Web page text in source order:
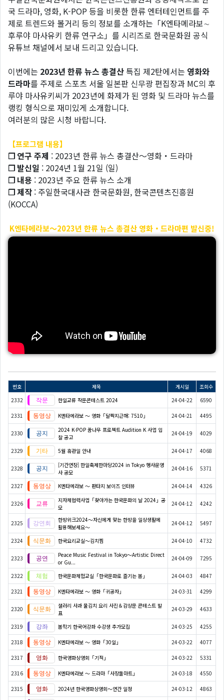
국 드라마, 영화, K-POP 등을 비롯한 한류 엔터테인먼트를 주
제로 트렌드와 볼거리 등의 정보를 소개하는「K엔타메라보∼
후루야 마사유키 한류 연구소」를 시리즈로 한국문화원 공식
유튜브 채널에서 보내 드리고 있습니다.
이번에는 2023년 한류 뉴스 총결산 특집 제2탄에서는 영화와
드라마를 주제로 스포츠 서울 일본판 신무광 편집장과 MC의 후
루야 마사유키씨가 2023년에 화제가 된 영화 및 드라마 뉴스를
랭킹 형식으로 재미있게 소개합니다.
여러분의 많은 시청 바랍니다.
【프로그램 내용】
❐ 연구 주제 : 2023년 한류 뉴스 총결산～영화・드라마
❐ 발신일 : 2024년 1월 21일 (일)
❐ 내용 : 2023년 주요 한류 뉴스 소개
❐ 제작 : 주일한국대사관 한국문화원, 한국콘텐츠진흥원
(KOCCA)
K엔타메라보～2023년 한류 뉴스 총결산 영화・드라마편 발신중!
번호 제목 게시일
조회수
2332
한일교류 작문콘테스트 2024 24-04-22 6590
2331 K엔타메라보 ～ 영화「달짝지근해: 7510」 24-04-21 4495
2330
2024 K-POP 꿈나무 프로젝트 Audition K 사업 입
찰 공고
24-04-19 4029
2329 5월 휴관일 안내 24-04-17 4068
2328
[기간연장] 한일축제한마당2024 in Tokyo 행사운영
사 공모
24-04-16 5371
2327 K엔타메라보 ～ 판타지 보이즈 인터뷰 24-04-14 4326
2326
지자체협력사업「찾아가는 한국문화의 날 2024」공
모
24-04-12 4242
2325
한방위크2024～자신에게 맞는 한방을 일상생활에
활용해보세요～
24-04-12 5497
2324 한국요리교실〜김치찜 24-04-10 4732
2323
Peace Music Festival in Tokyo～Artistic Direct
or Gu...
24-04-09 7295
2322 한국문화체험교실「한국문화로 즐기는 봄」 24-04-03 4847
2321 K엔타메라보 ～ 영화「귀공자」 24-03-31 4299
2320
샐러리 사과 물김치 요리 사진＆감상문 콘테스트 발
표
24-03-29 4633
2319 봄학기 한국어강좌 수강생 추가모집 24-03-25 4255
2318 K엔타메라보 ～ 영화「30일」 24-03-22 4077
2317 한국영화상영회「기적」 24-03-22 5331
2316 K엔타메라보 ～ 드라마「사장돌마트」 24-03-18 4550
2315 2024년 한국영화상영회～연간 일정 24-03-12 4863